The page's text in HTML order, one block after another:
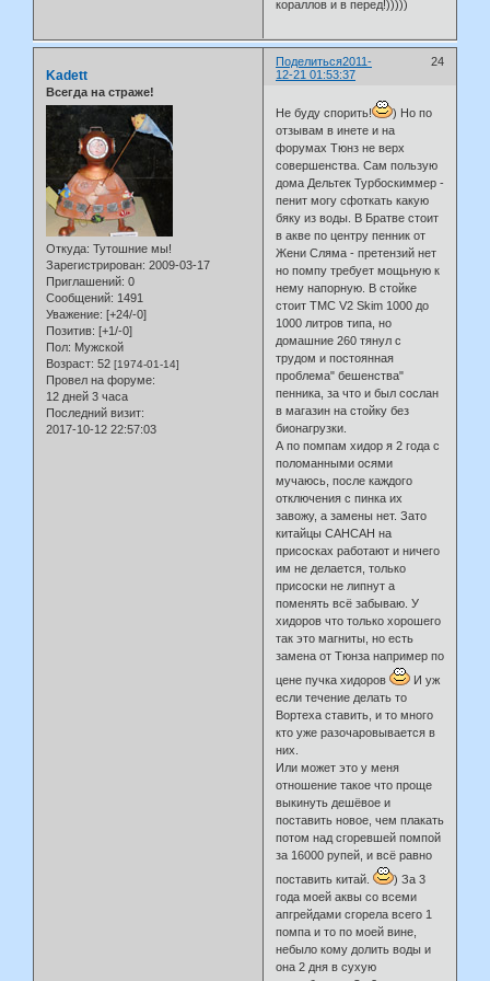
кораллов и в перед!)))))
Поделиться 24
2011-
12-21 01:53:37
Kadett
Всегда на страже!
Откуда: Тутошние мы!
Зарегистрирован: 2009-03-17
Приглашений: 0
Сообщений: 1491
Уважение: [+24/-0]
Позитив: [+1/-0]
Пол: Мужской
Возраст: 52 [1974-01-14]
Провел на форуме:
12 дней 3 часа
Последний визит:
2017-10-12 22:57:03
Не буду спорить!
) Но по
отзывам в инете и на
форумах Тюнз не верх
совершенства. Сам пользую
дома Дельтек Турбоскиммер -
пенит могу сфоткать какую
бяку из воды. В Братве стоит
в акве по центру пенник от
Жени Сляма - претензий нет
но помпу требует мощьную к
нему напорную. В стойке
стоит TMC V2 Skim 1000 до
1000 литров типа, но
домашние 260 тянул с
трудом и постоянная
проблема" бешенства"
пенника, за что и был сослан
в магазин на стойку без
бионагрузки.
А по помпам хидор я 2 года с
поломанными осями
мучаюсь, после каждого
отключения с пинка их
завожу, а замены нет. Зато
китайцы САНСАН на
присосках работают и ничего
им не делается, только
присоски не липнут а
поменять всё забываю. У
хидоров что только хорошего
так это магниты, но есть
замена от Тюнза например по
цене пучка хидоров
И уж
если течение делать то
Вортеха ставить, и то много
кто уже разочаровывается в
них.
Или может это у меня
отношение такое что проще
выкинуть дешёвое и
поставить новое, чем плакать
потом над сгоревшей помпой
за 16000 рупей, и всё равно
поставить китай.
) За 3
года моей аквы со всеми
апгрейдами сгорела всего 1
помпа и то по моей вине,
небыло кому долить воды и
она 2 дня в сухую